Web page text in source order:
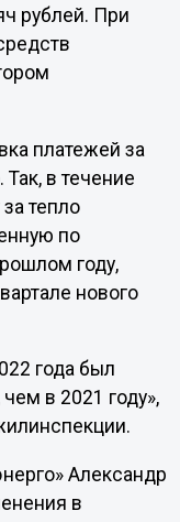
рублей. При
платежей за
в течение
тепло
по
году,
нового
года был
в 2021 году»,
Александр
в